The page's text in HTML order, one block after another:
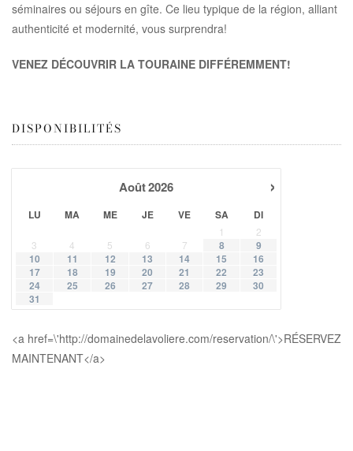
séminaires ou séjours en gîte. Ce lieu typique de la région, alliant
authenticité et modernité, vous surprendra!
VENEZ DÉCOUVRIR LA TOURAINE DIFFÉREMMENT!
DISPONIBILITÉS
›
Août2026
LU MA ME JE VE SA DI
1
2
3
4 5 6 7 8
9
10
11 12 13 14 15
16
17
18 19 20 21 22
23
24
25 26 27 28 29
30
31
<a href=\'http://domainedelavoliere.com/reservation/\'>RÉSERVEZ
MAINTENANT</a>